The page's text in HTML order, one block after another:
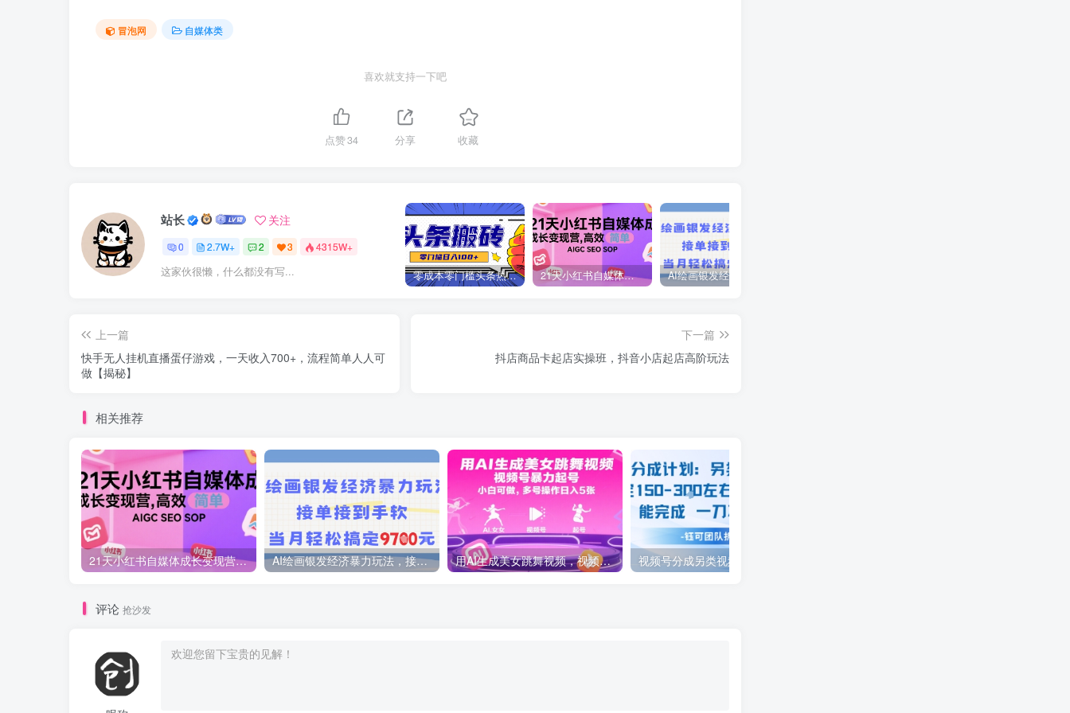
冒泡网 自媒体类
喜欢就支持一下吧
点赞34 分享 收藏
站长 关注
0 2.7W+ 2 3 4315W+
这家伙很懒，什么都没有写... 零成本零门槛头条热点搬运术，零门槛日入100+，工具+教程全部附上 21天小红书自媒体成长变现营，高效 简单 AIGC SEO SOP
上一篇
快手无人挂机直播蛋仔游戏，一天收入700+，流程简单人人可
做【揭秘】
下一篇
抖店商品卡起店实操班，抖音小店起店高阶玩法
相关推荐
21天小红书自媒体成长变现营，高效 简单 AIGC SEO SOP AI绘画银发经济暴力玩法，接单接到手软，当月轻松搞定9.7k 用AI生成美女跳舞视频，视频号暴力起号，小白可做，多号操作日入5张
评论 抢沙发